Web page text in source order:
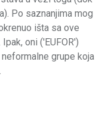
Po saznanjima mog
išta sa ove
oni ('EUFOR')
grupe koja